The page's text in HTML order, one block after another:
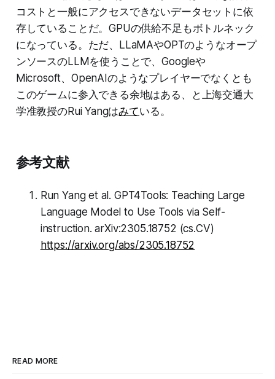
コストと一般にアクセスできないデータセットに依
存していることだ。GPUの供給不足もボトルネック
になっている。ただ、LLaMAやOPTのようなオープ
ンソースのLLMを使うことで、Googleや
Microsoft、OpenAIのようなプレイヤーでなくとも
このゲームに参入できる余地はある、と上海交通大
学准教授のRui Yangはみている。
参考文献
Run Yang et al. GPT4Tools: Teaching Large
Language Model to Use Tools via Self-
instruction. arXiv:2305.18752 (cs.CV)
https://arxiv.org/abs/2305.18752
READ MORE